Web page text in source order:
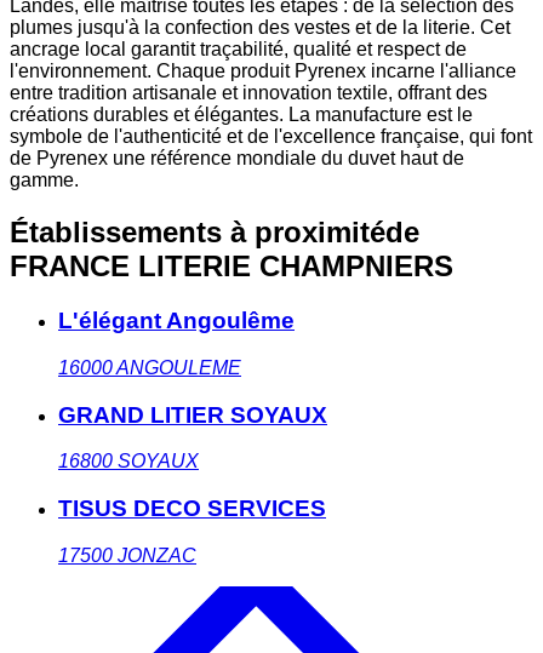
Landes, elle maîtrise toutes les étapes : de la sélection des
plumes jusqu'à la confection des vestes et de la literie. Cet
ancrage local garantit traçabilité, qualité et respect de
l'environnement. Chaque produit Pyrenex incarne l'alliance
entre tradition artisanale et innovation textile, offrant des
créations durables et élégantes. La manufacture est le
symbole de l'authenticité et de l'excellence française, qui font
de Pyrenex une référence mondiale du duvet haut de
gamme.
Établissements à proximitéde
FRANCE LITERIE CHAMPNIERS
L'élégant Angoulême
16000ANGOULEME
GRAND LITIER SOYAUX
16800 SOYAUX
TISUS DECO SERVICES
17500 JONZAC